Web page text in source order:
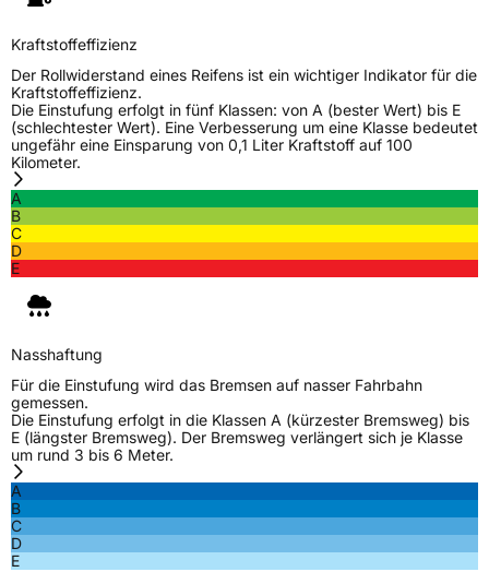
ZustandNeureifen
M+SJa
EU Label
Effizienz
NasshaftungD
Rollgeräusch (Klasse)B
Fahrzeugklasse
3PMSF / Schneeflockensymbol / Alpine-Symbol Ja
EPREL ID
Allgemeine Produktsicherheit (GPSR)
Kraftstoffeffizienz
Der Rollwiderstand eines Reifens ist ein wichtiger Indikator für die
Kraftstoffeffizienz.
Die Einstufung erfolgt in fünf Klassen: von A (bester Wert) bis E
(schlechtester Wert). Eine Verbesserung um eine Klasse bedeutet
ungefähr eine Einsparung von 0,1 Liter Kraftstoff auf 100
Kilometer.
A
B
C
D
E
Nasshaftung
Für die Einstufung wird das Bremsen auf nasser Fahrbahn
gemessen.
Die Einstufung erfolgt in die Klassen A (kürzester Bremsweg) bis
E (längster Bremsweg). Der Bremsweg verlängert sich je Klasse
um rund 3 bis 6 Meter.
A
B
C
D
E